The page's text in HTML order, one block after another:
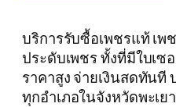
บริการรับซื้อเพชรแท้ เพ
ประดับเพชร ทั้งที่มีใบเซ
ราคาสูง จ่ายเงินสดทันที
ทุกอำเภอในจังหวัดพะเยา